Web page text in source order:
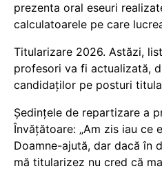
prezenta oral eseuri
calculatoarele pe care
Titularizare 2026. Astăzi,
profesori va fi actualizată,
candidaților pe posturi
Ședințele de repartizare a
Învățătoare: „Am zis iau ce
Doamne-ajută, dar dacă în
mă titularizez nu cred că